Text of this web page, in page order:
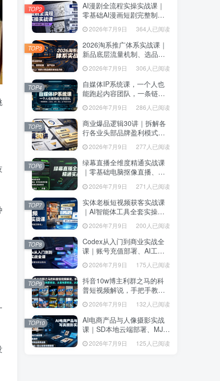
AI漫剧全流程实操实战课｜
零基础AI漫画短剧完整制
作、脚本出图成片全链路落
2026年7月9日 364人已阅读
TOP2
2026淘系推广体系实战课｜
新品底层流量机制、选品定
位、搜索起量、投产控本、
新店老店工厂商家分赛道爆
款全流程
2026年7月9日 306人已阅读
TOP3
自媒体IP系统课，一个人也
能跑起内容团队，一条链路
跑通，从定位、热点、表
达、生产到发布托管
2026年7月9日 286人已阅读
TOP4
商业爆品逻辑30讲｜拆解各
行各业头部品牌盈利模式，
吃透爆品打造、低成本传
播、长效变现全套商业思维
课
2026年7月9日 277人已阅读
TOP5
绿幕直播全维度精通实战课
｜零基础电脑抠像直播、
OBS高阶调试、多平台高清
开播、直播间视觉美化落地
教程
2026年7月9日 271人已阅读
TOP6
实体老板短视频获客实战课
｜AI智能体工具全套实操、
门店IP打造、爆款变现选
题、数字人无人出镜引流完
整教程
2026年7月9日 200人已阅读
TOP7
Codex从入门到商业实战全
课｜账号充值部署、AI工具
联动、核心功能精讲、自动
化搭建、全站项目开发零基
础教程
2026年7月9日 175人已阅读
TOP8
抖音10w博主利群之马的科
普短视频解说，手把手教你
解锁伙伴计划+精选独家收
益，从素材到成片全流程
2026年7月9日 132人已阅读
TOP9
AI电商产品与人像摄影实战
课｜SD本地云端部署、MJ全
套操作、多品类商品商用出
图、创意风格人像AI绘图完
2026年7月9日 125人已阅读
TOP10
AI漫剧全流程实操实战课｜
零基础AI漫画短剧完整制
作、脚本出图成片全链路落
地教程
2026年7月9日 364人已阅读
TOP2
2026淘系推广体系实战课｜
新品底层流量机制、选品定
位、搜索起量、投产控本、
新店老店工厂商家分赛道爆
款全流程
2026年7月9日 306人已阅读
TOP3
自媒体IP系统课，一个人也
能跑起内容团队，一条链路
跑通，从定位、热点、表
达、生产到发布托管
2026年7月9日 286人已阅读
TOP4
商业爆品逻辑30讲｜拆解各
行各业头部品牌盈利模式，
吃透爆品打造、低成本传
播、长效变现全套商业思维
课
2026年7月9日 277人已阅读
TOP5
绿幕直播全维度精通实战课
｜零基础电脑抠像直播、
开播、直播间视觉美化落地
教程
2026年7月9日 271人已阅读
TOP6
实体老板短视频获客实战课
｜AI智能体工具全套实操、
题、数字人无人出镜引流完
整教程
2026年7月9日 200人已阅读
TOP7
Codex从入门到商业实战全
课｜账号充值部署、AI工具
化搭建、全站项目开发零基
础教程
2026年7月9日 175人已阅读
TOP8
抖音10w博主利群之马的科
普短视频解说，手把手教你
益，从素材到成片全流程
2026年7月9日 132人已阅读
TOP9
AI电商产品与人像摄影实战
课｜SD本地云端部署、MJ全
图、创意风格人像AI绘图完
2026年7月9日 125人已阅读
TOP10